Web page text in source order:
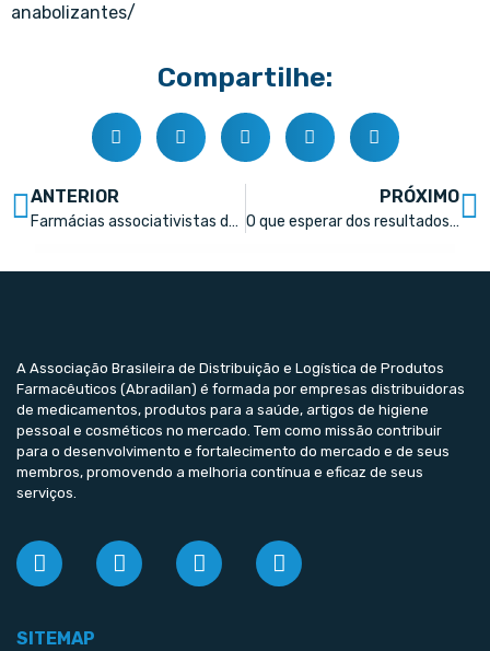
anabolizantes/
Compartilhe:
ANTERIOR
Farmácias associativistas da Febrafar já movimentam R$ 25 bi
PRÓXIMO
O que esperar dos resultados do setor de saúde no 1º trimestre de 2023?
A Associação Brasileira de Distribuição e Logística de Produtos
Farmacêuticos (Abradilan) é formada por empresas distribuidoras
de medicamentos, produtos para a saúde, artigos de higiene
pessoal e cosméticos no mercado. Tem como missão contribuir
para o desenvolvimento e fortalecimento do mercado e de seus
membros, promovendo a melhoria contínua e eficaz de seus
serviços.
SITEMAP